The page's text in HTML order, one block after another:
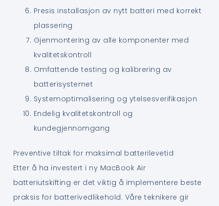
Presis installasjon av nytt batteri med korrekt
plassering
Gjenmontering av alle komponenter med
kvalitetskontroll
Omfattende testing og kalibrering av
batterisystemet
Systemoptimalisering og ytelsesverifikasjon
Endelig kvalitetskontroll og
kundegjennomgang
Preventive tiltak for maksimal batterilevetid
Etter å ha investert i ny MacBook Air
batteriutskifting er det viktig å implementere beste
praksis for batterivedlikehold. Våre teknikere gir